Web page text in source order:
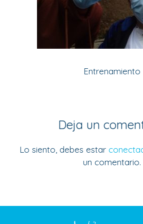
Entrenamiento
Deja un
Lo siento, debes estar
un comentario.